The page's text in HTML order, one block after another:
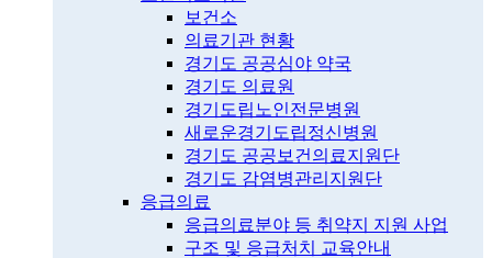
보건소
의료기관 현황
경기도 공공심야 약국
경기도 의료원
경기도립노인전문병원
새로운경기도립정신병원
경기도 공공보건의료지원단
경기도 감염병관리지원단
응급의료
응급의료분야 등 취약지 지원 사업
구조 및 응급처치 교육안내